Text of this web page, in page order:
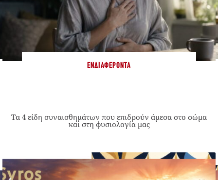
ΕΝΔΙΑΦΈΡΟΝΤΑ
Τα 4 είδη συναισθημάτων που επιδρούν άμεσα στο σώμα
και στη φυσιολογία μας